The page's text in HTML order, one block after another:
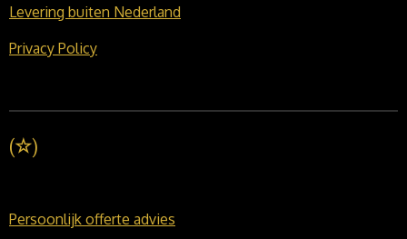
Levering buiten Nederland
Privacy Policy
(☆)
Persoonlijk offerte advies